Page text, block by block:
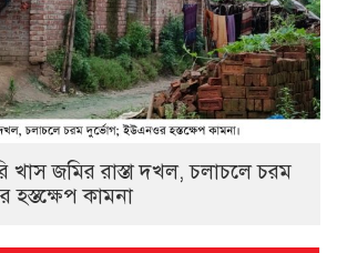
খাস জমির রাস্তা দখল, চলাচলে চরম
কামনা